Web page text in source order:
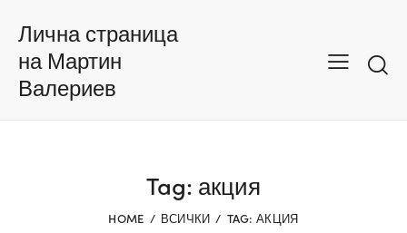
Лична страница
на Мартин
Валериев
Tag: акция
HOME ВСИЧКИ TAG: АКЦИЯ